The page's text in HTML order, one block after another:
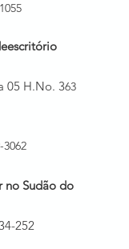
escritório
05 H.No. 363
3062
no Sudão do
252